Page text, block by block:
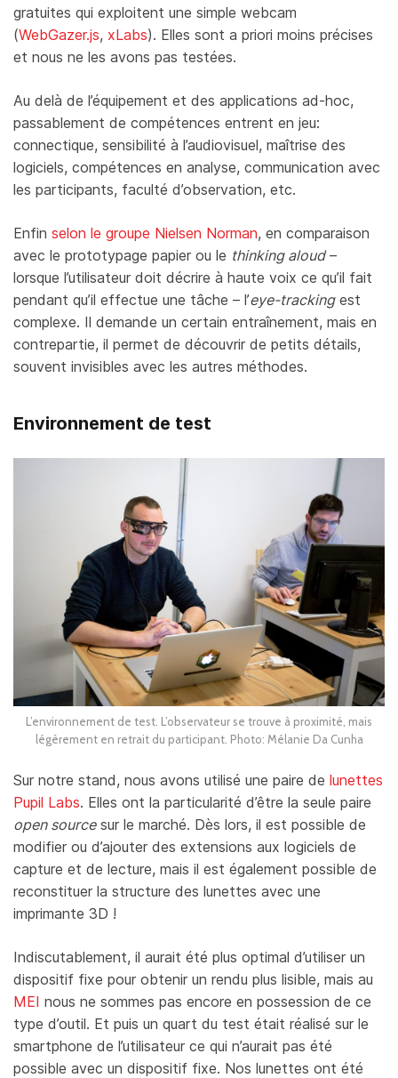
gratuites qui exploitent une simple webcam
(WebGazer.js, xLabs). Elles sont a priori moins précises
et nous ne les avons pas testées.
Au delà de l’équipement et des applications ad-hoc,
passablement de compétences entrent en jeu:
connectique, sensibilité à l’audiovisuel, maîtrise des
logiciels, compétences en analyse, communication avec
les participants, faculté d’observation, etc.
Enfin selon le groupe Nielsen Norman, en comparaison
avec le prototypage papier ou le thinking aloud–
lorsque l’utilisateur doit décrire à haute voix ce qu’il fait
pendant qu’il effectue une tâche – l’eye-trackingest
complexe. Il demande un certain entraînement, mais en
contrepartie, il permet de découvrir de petits détails,
souvent invisibles avec les autres méthodes.
Environnement de test
L’environnement de test. L’observateur se trouve à proximité, mais
légèrement en retrait du participant. Photo: Mélanie Da Cunha
Sur notre stand, nous avons utilisé une paire de lunettes
Pupil Labs. Elles ont la particularité d’être la seule paire
open sourcesur le marché. Dès lors, il est possible de
modifier ou d’ajouter des extensions aux logiciels de
capture et de lecture, mais il est également possible de
reconstituer la structure des lunettes avec une
imprimante 3D !
Indiscutablement, il aurait été plus optimal d’utiliser un
dispositif fixe pour obtenir un rendu plus lisible, mais au
MEI nous ne sommes pas encore en possession de ce
type d’outil. Et puis un quart du test était réalisé sur le
smartphone de l’utilisateur ce qui n’aurait pas été
possible avec un dispositif fixe. Nos lunettes ont été